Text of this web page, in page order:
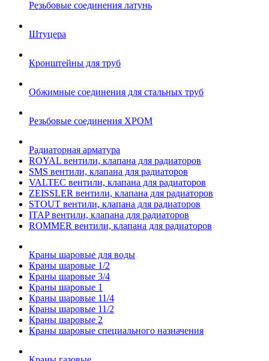
Резьбовые соединения латунь
Штуцера
Кронштейны для труб
Обжимные соединения для стальных труб
Резьбовые соединения ХРОМ
Радиаторная арматура
ROYAL вентили, клапана для радиаторов
SMS вентили, клапана для радиаторов
VALTEC вентили, клапана для радиаторов
ZEISSLER вентили, клапана для радиаторов
STOUT вентили, клапана для радиаторов
ITAP вентили, клапана для радиаторов
ROMMER вентили, клапана для радиаторов
Краны шаровые для воды
Краны шаровые 1/2
Краны шаровые 3/4
Краны шаровые 1
Краны шаровые 11/4
Краны шаровые 11/2
Краны шаровые 2
Краны шаровые специального назначения